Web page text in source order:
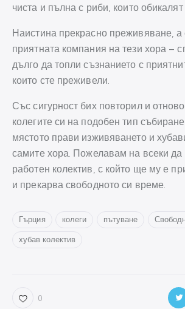
чиста и пълна с риби, които обикалят
Наистина прекрасно преживяване, а
приятната компания на тези хора –
дълго да топли съзнанието с
които сте преживели.
Със сигурност бих повторил и
колегите си на подобен тип
мястото прави изживяването и
самите хора. Пожелавам на всеки да
работен колектив, с който ще му е
и прекарва свободното си време.
Гърция колеги пътуване
хубав колектив
0